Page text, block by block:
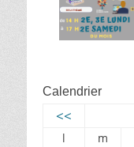
Calendrier
<<
l m